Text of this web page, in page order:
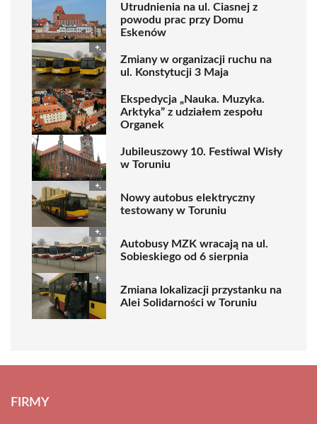
Utrudnienia na ul. Ciasnej z
powodu prac przy Domu
Eskenów
Zmiany w organizacji ruchu na
ul. Konstytucji 3 Maja
Ekspedycja „Nauka. Muzyka.
Arktyka” z udziałem zespołu
Organek
Jubileuszowy 10. Festiwal Wisły
w Toruniu
Nowy autobus elektryczny
testowany w Toruniu
Autobusy MZK wracają na ul.
Sobieskiego od 6 sierpnia
Zmiana lokalizacji przystanku na
Alei Solidarności w Toruniu
FIRMY